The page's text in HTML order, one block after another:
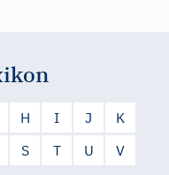
H I J
K
S T U
V